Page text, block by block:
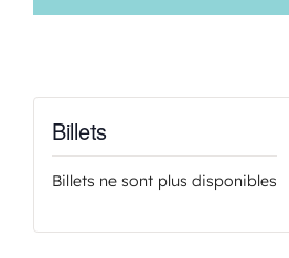
Billets
Billets ne sont plus disponibles